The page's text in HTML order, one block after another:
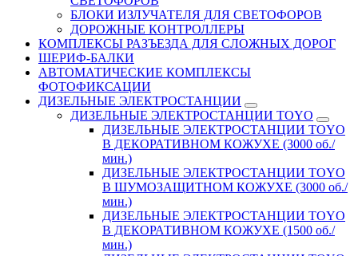
БЛОКИ ИЗЛУЧАТЕЛЯ ДЛЯ СВЕТОФОРОВ
ДОРОЖНЫЕ КОНТРОЛЛЕРЫ
КОМПЛЕКСЫ РАЗЪЕЗДА ДЛЯ СЛОЖНЫХ ДОРОГ
ШЕРИФ-БАЛКИ
АВТОМАТИЧЕСКИЕ КОМПЛЕКСЫ
ФОТОФИКСАЦИИ
ДИЗЕЛЬНЫЕ ЭЛЕКТРОСТАНЦИИ
ДИЗЕЛЬНЫЕ ЭЛЕКТРОСТАНЦИИ TOYO
ДИЗЕЛЬНЫЕ ЭЛЕКТРОСТАНЦИИ TOYO
В ДЕКОРАТИВНОМ КОЖУХЕ (3000 об./
мин.)
ДИЗЕЛЬНЫЕ ЭЛЕКТРОСТАНЦИИ TOYO
В ШУМОЗАЩИТНОМ КОЖУХЕ (3000 об./
мин.)
ДИЗЕЛЬНЫЕ ЭЛЕКТРОСТАНЦИИ TOYO
В ДЕКОРАТИВНОМ КОЖУХЕ (1500 об./
мин.)